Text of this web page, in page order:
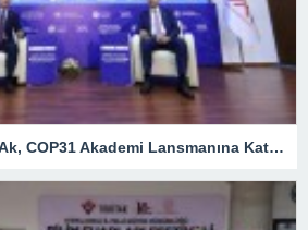
KLÜ Rektörü Rengin Ak, COP31 Akademi Lansmanına Katıldı